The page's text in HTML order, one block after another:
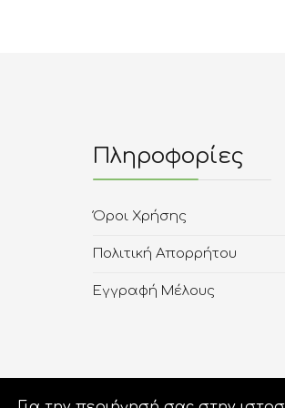
Πληροφορίες
Όροι Χρήσης
Πολιτική Απορρήτου
Εγγραφή Μέλους